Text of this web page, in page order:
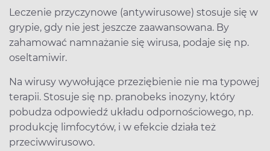
Leczenie przyczynowe (antywirusowe) stosuje się w
grypie, gdy nie jest jeszcze zaawansowana. By
zahamować namnażanie się wirusa, podaje się np.
oseltamiwir.
Na wirusy wywołujące przeziębienie nie ma typowej
terapii. Stosuje się np. pranobeks inozyny, który
pobudza odpowiedź układu odpornościowego, np.
produkcję limfocytów, i w efekcie działa też
przeciwwirusowo.